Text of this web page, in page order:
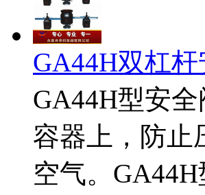
GA44H双杠杆
GA44H型安
容器上，防止
空气。